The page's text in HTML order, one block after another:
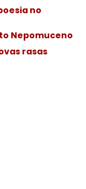
no
Nepomuceno
rasas